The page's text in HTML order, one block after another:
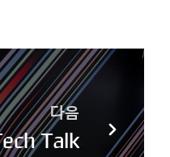
다음
Talk